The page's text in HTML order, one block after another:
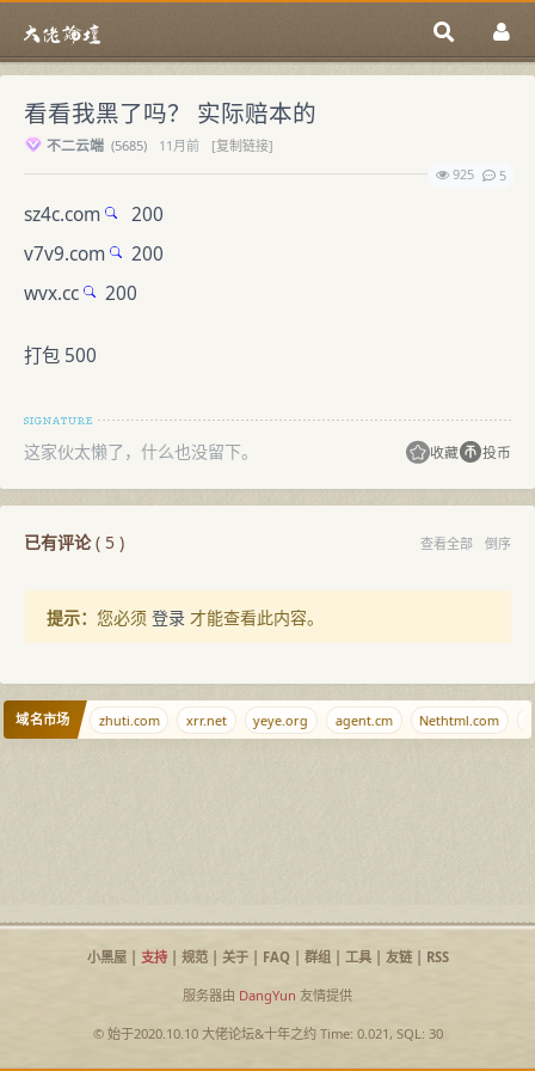
看看我黑了吗？ 实际赔本的
不二云端 (5685) 11月前
[复制链接]
925
5
sz4c.com
200
v7v9.com
200
wvx.cc
200
打包 500
这家伙太懒了，什么也没留下。 收藏 投币
已有评论( 5 ) 查看全部 倒序
提示： 您必须 登录 才能查看此内容。
域名市场 zhuti.com xrr.net yeye.org agent.cm Nethtml.com
小黑屋| 支持| 规范| 关于| FAQ| 群组| 工具| 友链| RSS
服务器由 DangYun 友情提供
© 始于2020.10.10 大佬论坛&十年之约Time: 0.021, SQL: 30